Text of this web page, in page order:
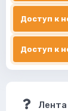
Доступ к
Доступ к
Лента